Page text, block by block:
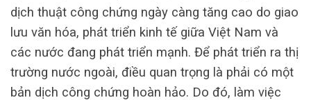
dịch thuật công chứng ngày càng tăng cao do giao
lưu văn hóa, phát triển kinh tế giữa Việt Nam và
các nước đang phát triển mạnh. Để phát triển ra thị
trường nước ngoài, điều quan trọng là phải có một
bản dịch công chứng hoàn hảo. Do đó, làm việc